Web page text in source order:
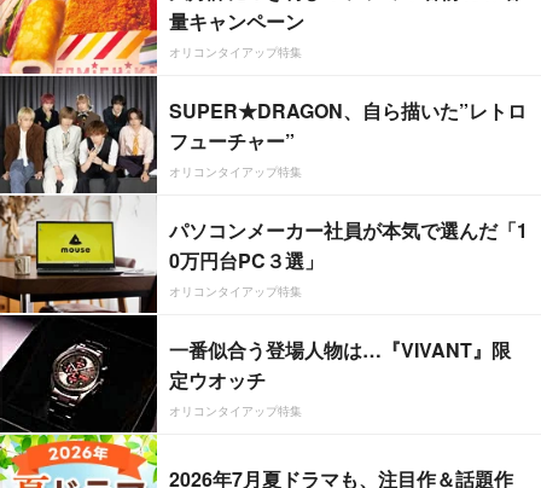
量キャンペーン
オリコンタイアップ特集
SUPER★DRAGON、自ら描いた”レトロ
フューチャー”
オリコンタイアップ特集
パソコンメーカー社員が本気で選んだ「1
0万円台PC３選」
オリコンタイアップ特集
一番似合う登場人物は…『VIVANT』限
定ウオッチ
オリコンタイアップ特集
2026年7月夏ドラマも、注目作＆話題作